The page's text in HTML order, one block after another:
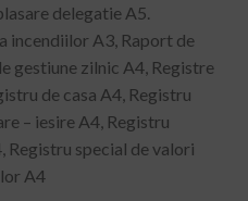
delegatie A5.
incendiilor A3, Raport de
gestiune zilnic A4, Registre
de casa A4, Registru
– iesire A4, Registru
Registru special de valori
A4